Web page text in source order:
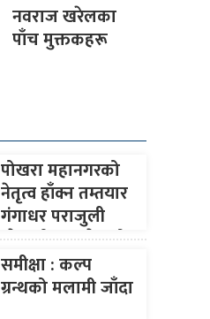
नवराज खरेलका
पाँच मुक्तकहरू
पोखरा महानगरको
नेतृत्व हाँक्न तम्तयार
गंगाधर पराजुली
(नेपाली कांङ्ग्रेसको
आसन्न १४औँ
महाधिवेशन)
समीक्षा : कल्प
ग्रन्थको मलामी जाँदा